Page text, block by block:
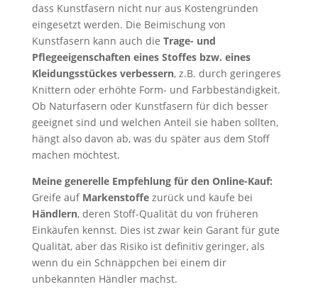
dass Kunstfasern nicht nur aus Kostengründen
eingesetzt werden. Die Beimischung von
Kunstfasern kann auch die Trage- und
Pflegeeigenschaften eines Stoffes bzw. eines
Kleidungsstückes verbessern, z.B. durch geringeres
Knittern oder erhöhte Form- und Farbbeständigkeit.
Ob Naturfasern oder Kunstfasern für dich besser
geeignet sind und welchen Anteil sie haben sollten,
hängt also davon ab, was du später aus dem Stoff
machen möchtest.
Meine generelle Empfehlung für den Online-Kauf:
Greife auf Markenstoffezurück und kaufe bei
Händlern, deren Stoff-Qualität du von früheren
Einkäufen kennst. Dies ist zwar kein Garant für gute
Qualität, aber das Risiko ist definitiv geringer, als
wenn du ein Schnäppchen bei einem dir
unbekannten Händler machst.